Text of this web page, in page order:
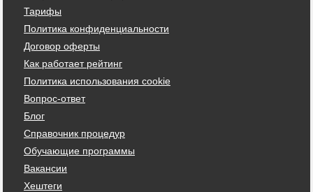
Тарифы
Политика конфиденциальности
Договор оферты
Как работает рейтинг
Политика использования cookie
Вопрос-ответ
Блог
Справочник процедур
Обучающие программы
Вакансии
Хештеги